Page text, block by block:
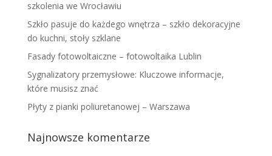
szkolenia we Wrocławiu
Szkło pasuje do każdego wnętrza – szkło dekoracyjne
do kuchni, stoły szklane
Fasady fotowoltaiczne – fotowoltaika Lublin
Sygnalizatory przemysłowe: Kluczowe informacje,
które musisz znać
Płyty z pianki poliuretanowej – Warszawa
Najnowsze komentarze